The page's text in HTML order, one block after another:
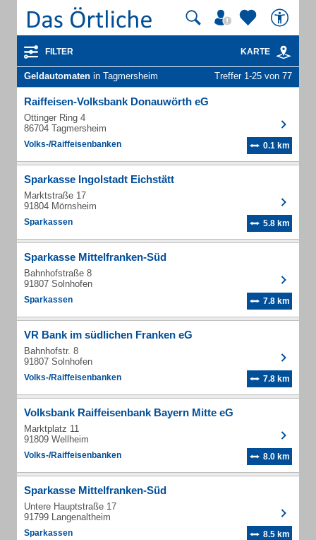
FILTER KARTE
Geldautomaten in Tagmersheim Treffer 1-25 von 77
Raiffeisen-Volksbank Donauwörth eG
Ottinger Ring 4
86704 Tagmersheim
Volks-/Raiffeisenbanken 0.1 km
Sparkasse Ingolstadt Eichstätt
Marktstraße 17
91804 Mörnsheim
Sparkassen 5.8 km
Sparkasse Mittelfranken-Süd
Bahnhofstraße 8
91807 Solnhofen
Sparkassen 7.8 km
VR Bank im südlichen Franken eG
Bahnhofstr. 8
91807 Solnhofen
Volks-/Raiffeisenbanken 7.8 km
Volksbank Raiffeisenbank Bayern Mitte eG
Marktplatz 11
91809 Wellheim
Volks-/Raiffeisenbanken 8.0 km
Sparkasse Mittelfranken-Süd
Untere Hauptstraße 17
91799 Langenaltheim
Sparkassen 8.5 km